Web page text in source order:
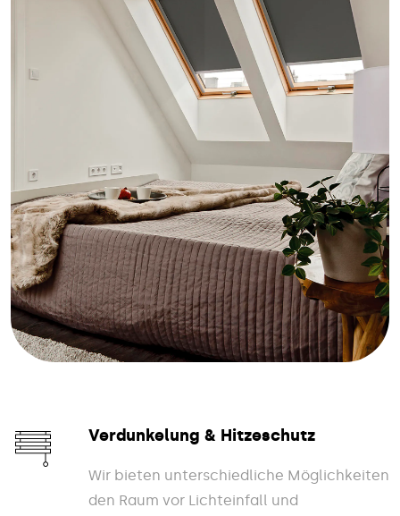
Verdunkelung & Hitzeschutz
Wir bieten unterschiedliche Möglichkeiten
den Raum vor Lichteinfall und